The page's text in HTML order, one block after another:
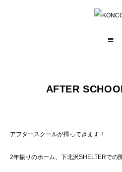
AFTER
アフタースクールが帰ってきます！
2年振りのホーム、下北沢SHELTERでの